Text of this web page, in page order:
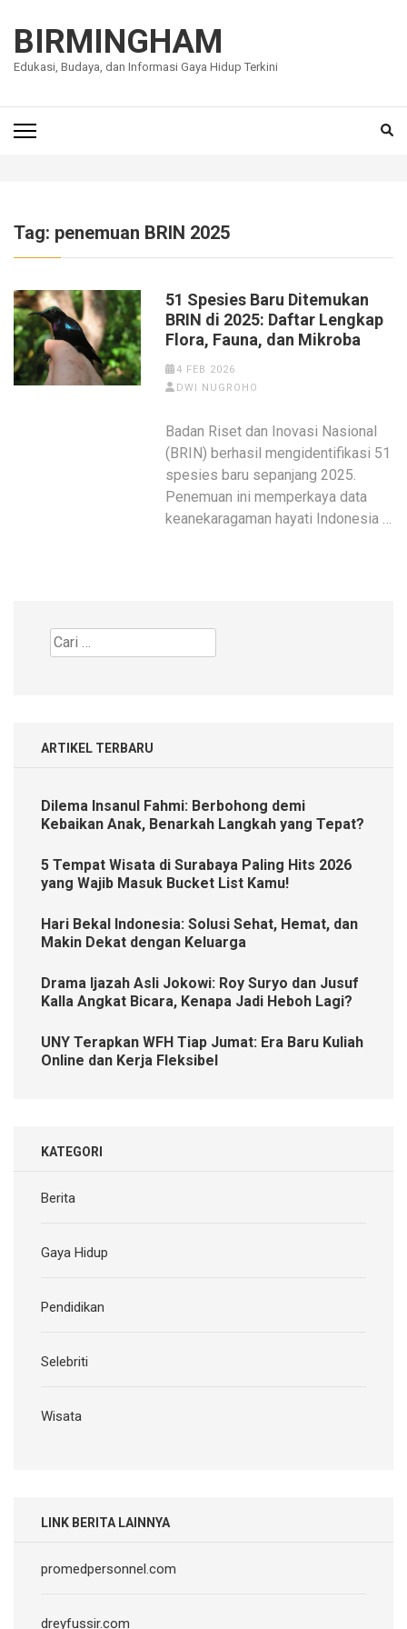
konten
(Tekan
BIRMINGHAM
Edukasi, Budaya, dan Informasi Gaya Hidup Terkini
Tag: penemuan BRIN 2025
51 Spesies Baru Ditemukan
BRIN di 2025: Daftar Lengkap
Flora, Fauna, dan Mikroba
4 FEB 2026
DWI NUGROHO
Badan Riset dan Inovasi Nasional
(BRIN) berhasil mengidentifikasi 51
spesies baru sepanjang 2025.
Penemuan ini memperkaya data
keanekaragaman hayati Indonesia …
Cari
untuk:
ARTIKEL TERBARU
Dilema Insanul Fahmi: Berbohong demi
Kebaikan Anak, Benarkah Langkah yang Tepat?
5 Tempat Wisata di Surabaya Paling Hits 2026
yang Wajib Masuk Bucket List Kamu!
Hari Bekal Indonesia: Solusi Sehat, Hemat, dan
Makin Dekat dengan Keluarga
Drama Ijazah Asli Jokowi: Roy Suryo dan Jusuf
Kalla Angkat Bicara, Kenapa Jadi Heboh Lagi?
UNY Terapkan WFH Tiap Jumat: Era Baru Kuliah
Online dan Kerja Fleksibel
KATEGORI
Berita
Gaya Hidup
Pendidikan
Selebriti
Wisata
LINK BERITA LAINNYA
promedpersonnel.com
dreyfussir.com